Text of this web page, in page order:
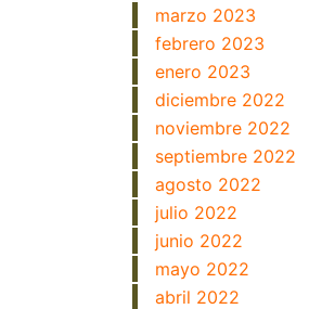
marzo 2023
febrero 2023
enero 2023
diciembre 2022
noviembre 2022
septiembre 2022
agosto 2022
julio 2022
junio 2022
mayo 2022
abril 2022